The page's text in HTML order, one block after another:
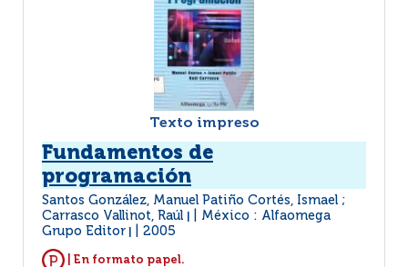
Texto impreso
Fundamentos de
programación
Santos González, Manuel Patiño Cortés, Ismael ;
Carrasco Vallinot, Raúl
México : Alfaomega
Grupo Editor
2005
| En formato papel.